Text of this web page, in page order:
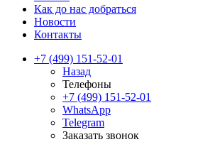
Как до нас добраться
Новости
Контакты
+7 (499) 151-52-01
Назад
Телефоны
+7 (499) 151-52-01
WhatsApp
Telegram
Заказать звонок